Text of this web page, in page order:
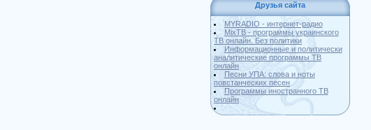
Друзья сайта
MYRADIO - интернет-радио
MixTB - программы украинского
ТВ онлайн. Без политики
Информационные и политически
аналитические программы ТВ
онлайн
Песни УПА: слова и ноты
повстанческих песен
Программы иностранного ТВ
онлайн